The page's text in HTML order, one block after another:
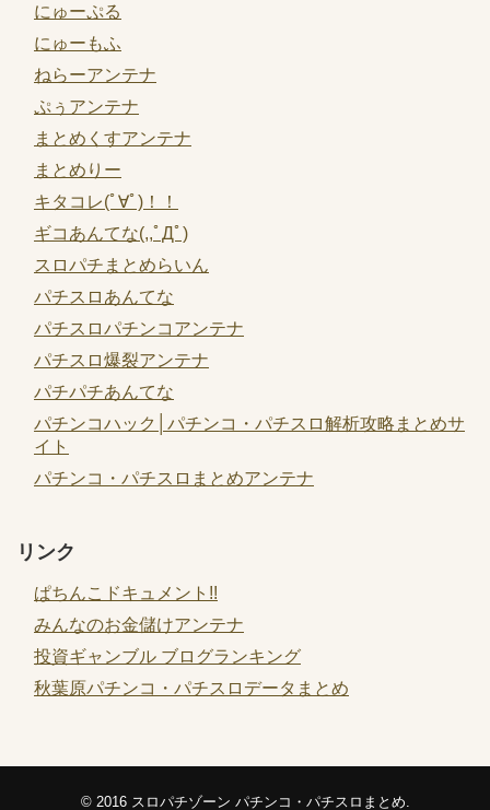
にゅーぷる
にゅーもふ
ねらーアンテナ
ぷぅアンテナ
まとめくすアンテナ
まとめりー
キタコレ(ﾟ∀ﾟ)！！
ギコあんてな(,,ﾟДﾟ)
スロパチまとめらいん
パチスロあんてな
パチスロパチンコアンテナ
パチスロ爆裂アンテナ
パチパチあんてな
パチンコハック│パチンコ・パチスロ解析攻略まとめサ
イト
パチンコ・パチスロまとめアンテナ
リンク
ぱちんこドキュメント!!
みんなのお金儲けアンテナ
投資ギャンブル ブログランキング
秋葉原パチンコ・パチスロデータまとめ
© 2016 スロパチゾーン パチンコ・パチスロまとめ